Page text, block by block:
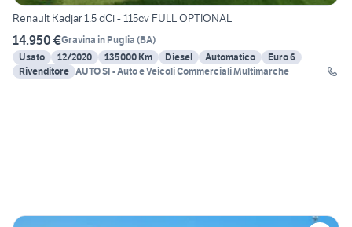
Renault Kadjar 1.5 dCi - 115cv FULL OPTIONAL
14.950 €Gravina in Puglia (BA)
Usato
12/2020 135000 Km Diesel Automatico
Euro 6
Rivenditore AUTO SI - Auto e Veicoli Commerciali Multimarche